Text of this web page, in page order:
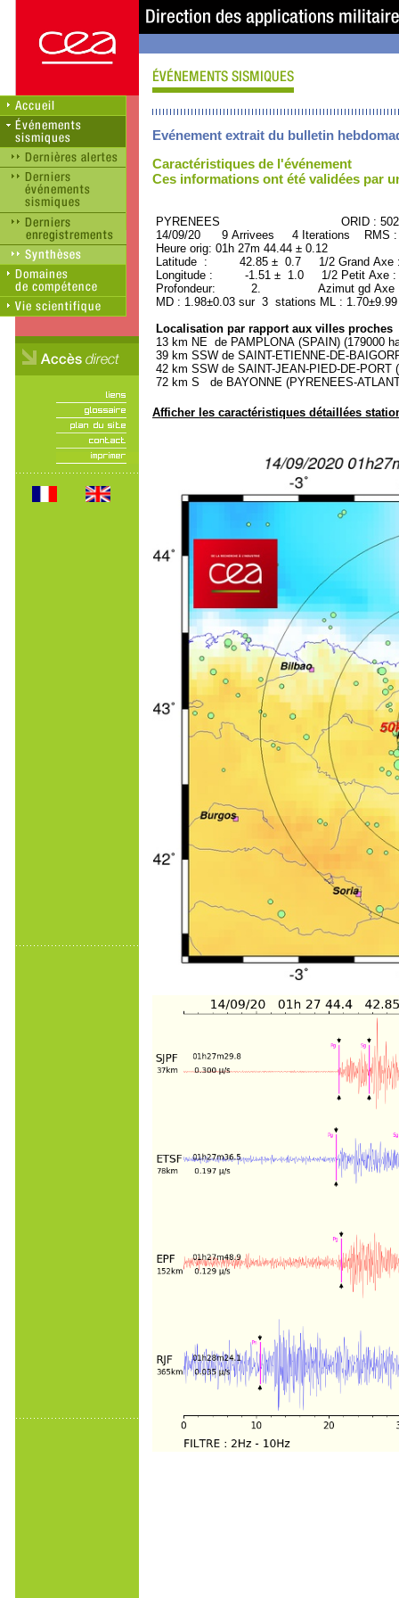
Evénement extrait du bulletin
Caractéristiques de l'événement
Ces informations ont été validées par
PYRENEES ORID :
14/09/20 9 Arrivees 4 Iterations RMS
Heure orig: 01h 27m 44.44 ± 0.12
Latitude : 42.85 ± 0.7 1/2 Grand
Longitude : -1.51 ± 1.0 1/2 Petit Axe
Profondeur: 2. Azimut gd Axe :
MD : 1.98±0.03 sur 3 stations ML :
Localisation par rapport aux villes proches
13 km NE de PAMPLONA (SPAIN) (179000
39 km SSW de SAINT-ETIENNE-DE-
42 km SSW de SAINT-JEAN-PIED-DE-PORT
72 km S de BAYONNE (PYRENEES-
Afficher les caractéristiques détaillées